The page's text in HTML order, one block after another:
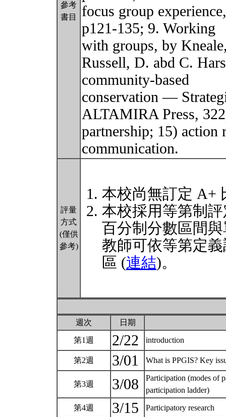
參考
書目
focus group
p121-135; 9. Working
with groups, by
Russell, D. abd C.
community-based
conservation —
ALTAMIRA Press,
partnership; 15) action
communication.
評量
方式
(僅供
參考)
本校尚無訂定 A+
本校採用等第制
百分制分數區間
教師可依等第定
區 (連結)。
週次 日期
第1週 2/22 introduction
第2週 3/01 What is PPGIS? Key
第3週 3/08
Participation (modes of
participation ladder)
第4週 3/15 Participatory research